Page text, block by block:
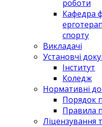
роботи
Кафедра
спорту
Викладачі
Установчі
Інститут
Коледж
Нормативні
Порядок
Правила
Ліцензування